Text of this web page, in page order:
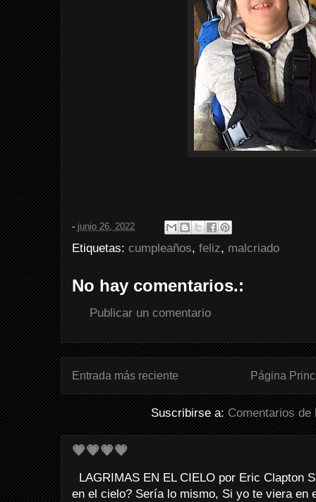
- junio 26, 2022
Etiquetas: cumpleaños, feliz, malcriado
No hay comentarios.:
Publicar un comentario
Entrada más reciente Página
Suscribirse a:Comentarios de
💗💗💗💗
LAGRIMAS EN EL CIELO por Eric Clapton
en el cielo? Sería lo mismo, Si yo te viera en